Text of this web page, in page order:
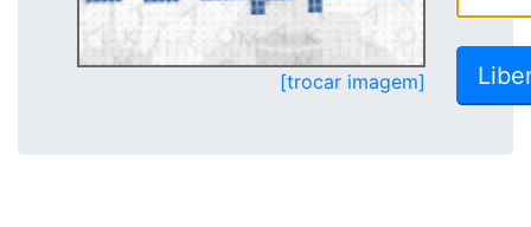
[trocar imagem]